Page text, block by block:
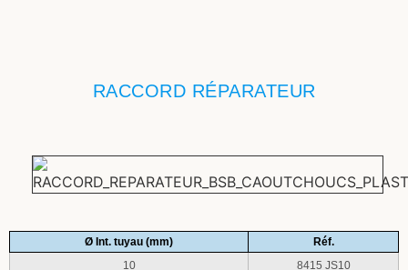
RACCORD RÉPARATEUR
Ø Int. tuyau (mm)
Réf.
10
8415 JS10